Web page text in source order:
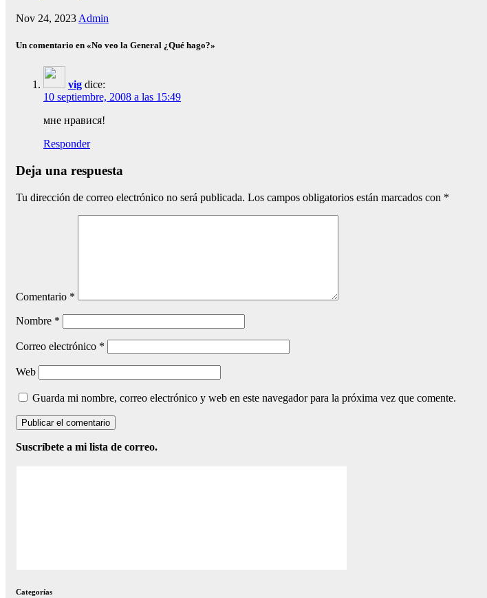
Nov 24, 2023 Admin
Un comentario en «No veo la General ¿Qué hago?»
vig dice:
10 septiembre, 2008 a las 15:49
мне нравися!
Responder
Deja una respuesta
Tu dirección de correo electrónico no será publicada. Los campos obligatorios están marcados con *
Comentario *
Nombre *
Correo electrónico *
Web
Guarda mi nombre, correo electrónico y web en este navegador para la próxima vez que comente.
Suscríbete a mi lista de correo.
Categorías